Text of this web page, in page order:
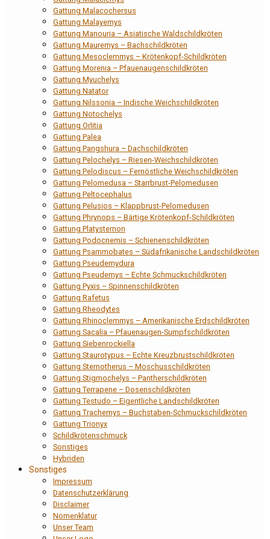
Gattung Malacochersus
Gattung Malayemys
Gattung Manouria – Asiatische Waldschildkröten
Gattung Mauremys – Bachschildkröten
Gattung Mesoclemmys – Krötenkopf-Schildkröten
Gattung Morenia – Pfauenaugenschildkröten
Gattung Myuchelys
Gattung Natator
Gattung Nilssonia – Indische Weichschildkröten
Gattung Notochelys
Gattung Orlitia
Gattung Palea
Gattung Pangshura – Dachschildkröten
Gattung Pelochelys – Riesen-Weichschildkröten
Gattung Pelodiscus – Fernöstliche Weichschildkröten
Gattung Pelomedusa – Starrbrust-Pelomedusen
Gattung Peltocephalus
Gattung Pelusios – Klappbrust-Pelomedusen
Gattung Phrynops – Bärtige Krötenkopf-Schildkröten
Gattung Platysternon
Gattung Podocnemis – Schienenschildkröten
Gattung Psammobates – Südafrikanische Landschildkröten
Gattung Pseudemydura
Gattung Pseudemys – Echte Schmuckschildkröten
Gattung Pyxis – Spinnenschildkröten
Gattung Rafetus
Gattung Rheodytes
Gattung Rhinoclemmys – Amerikanische Erdschildkröten
Gattung Sacalia – Pfauenaugen-Sumpfschildkröten
Gattung Siebenrockiella
Gattung Staurotypus – Echte Kreuzbrustschildkröten
Gattung Sternotherus – Moschusschildkröten
Gattung Stigmochelys – Pantherschildkröten
Gattung Terrapene – Dosenschildkröten
Gattung Testudo – Eigentliche Landschildkröten
Gattung Trachemys – Buchstaben-Schmuckschildkröten
Gattung Trionyx
Schildkrötenschmuck
Sonstiges
Hybriden
Sonstiges
Impressum
Datenschutzerklärung
Disclaimer
Nomenklatur
Unser Team